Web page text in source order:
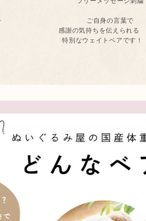
ご自身の言葉で
感謝の気持ちを伝えら
特別なウェイトベアで